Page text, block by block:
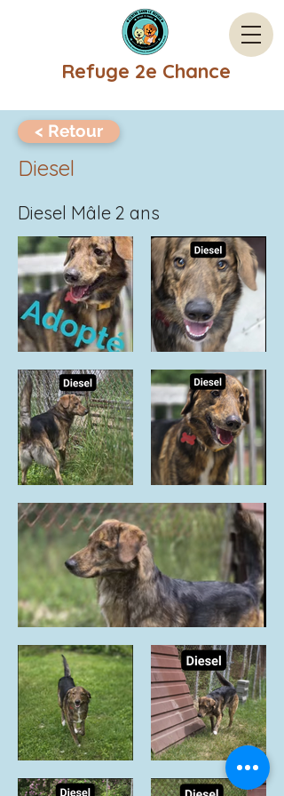
Refuge 2e Chance
< Retour
Diesel
Diesel Mâle 2 ans